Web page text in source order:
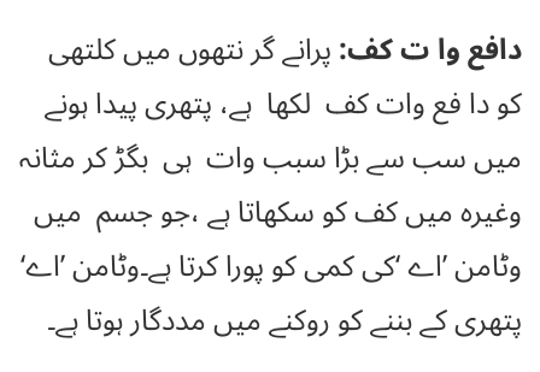
دافع وا ت کف:پرانے گر نتھوں میں کلتھی
کو دا فع وات کف لکھا ہے، پتھری پیدا ہونے
میں سب سے بڑا سبب وات ہی بگڑ کر مثانہ
وغیرہ میں کف کو سکھاتا ہے ،جو جسم میں
وٹامن ’اے ‘کی کمی کو پورا کرتا ہے۔وٹامن ’اے‘
پتھری کے بننے کو روکنے میں مددگار ہوتا ہے۔